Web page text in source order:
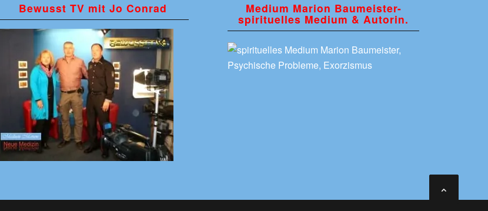
Bewusst TV mit Jo Conrad Medium Marion Baumeister-
spirituelles Medium & Autorin.